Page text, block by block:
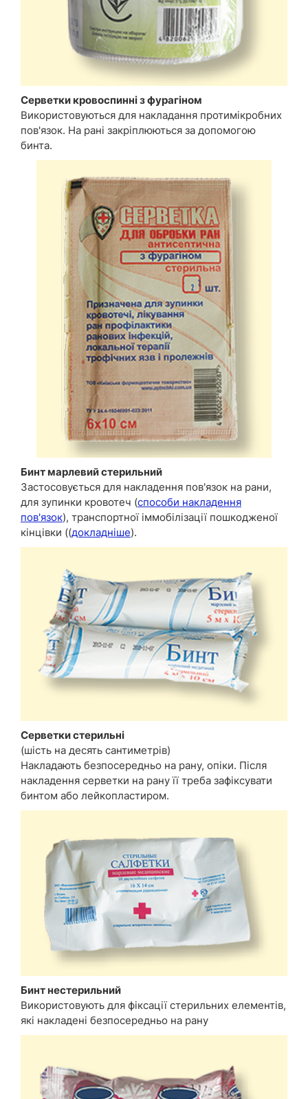
Серветки кровоспинні з фурагіном
Використовуються для накладання протимікробних
пов'язок. На рані закріплюються за допомогою
бинта.
Бинт марлевий стерильний
Застосовується для накладення пов'язок на рани,
для зупинки кровотеч (способи накладення
пов'язок), транспортної іммобілізації пошкодженої
кінцівки ((докладніше).
Серветки стерильні
(шість на десять сантиметрів)
Накладають безпосередньо на рану, опіки. Після
накладення серветки на рану її треба зафіксувати
бинтом або лейкопластиром.
Бинт нестерильний
Використовують для фіксації стерильних елементів,
які накладені безпосередньо на рану